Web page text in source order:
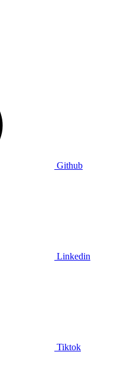
Github
Linkedin
Tiktok